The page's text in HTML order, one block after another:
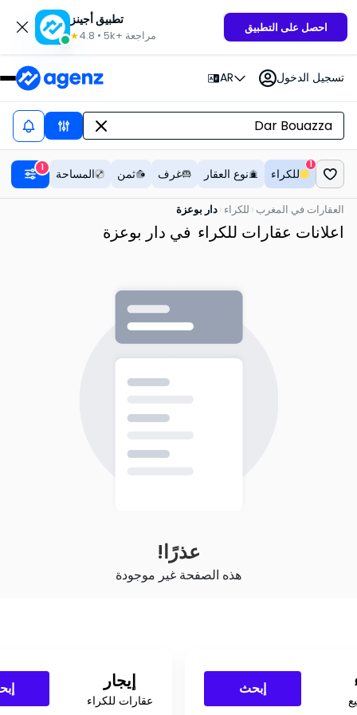
تطبيق أجينز
★4.8 • 5k+ مراجعة
احصل على التطبيق
AR تسجيل الدخول
للكراء
1
نوع العقار غرف ثمن المساحة 1
العقارات في المغرب للكراء دار بوعزة
اعلانات عقارات للكراء في دار بوعزة
عذرًا!
هذه الصفحة غير موجودة
إبحث إيجار
عقارات للكراء